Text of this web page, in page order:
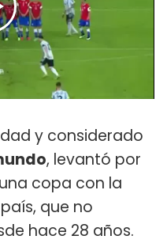
y considerado
, levantó por
copa con la
que no
hace 28 años.